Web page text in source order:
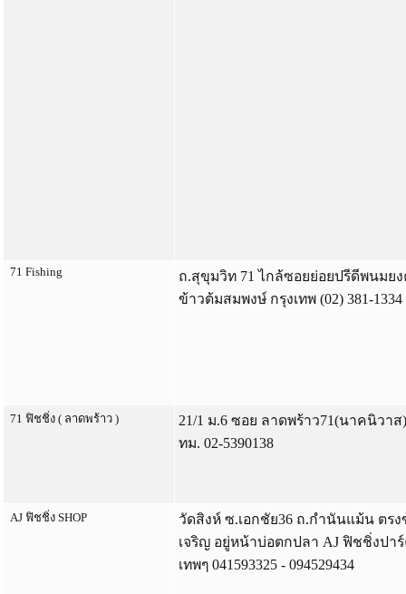
71 Fishing
ถ.สุขุมวิท 71 ไกล้ซอยย่อยปรีดีพนมย
ข้าวต้มสมพงษ์ กรุงเทพ (02) 381-1334
71 ฟิชชิ่ง ( ลาดพร้าว )
21/1 ม.6 ซอย ลาดพร้าว71(นาคนิวา
ทม. 02-5390138
AJ ฟิชชิ่ง SHOP
วัดสิงห์ ซ.เอกชัย36 ถ.กำนันแม้น ตร
เจริญ อยู่หน้าบ่อตกปลา AJ ฟิชชิ่งปาร์
เทพๆ 041593325 - 094529434